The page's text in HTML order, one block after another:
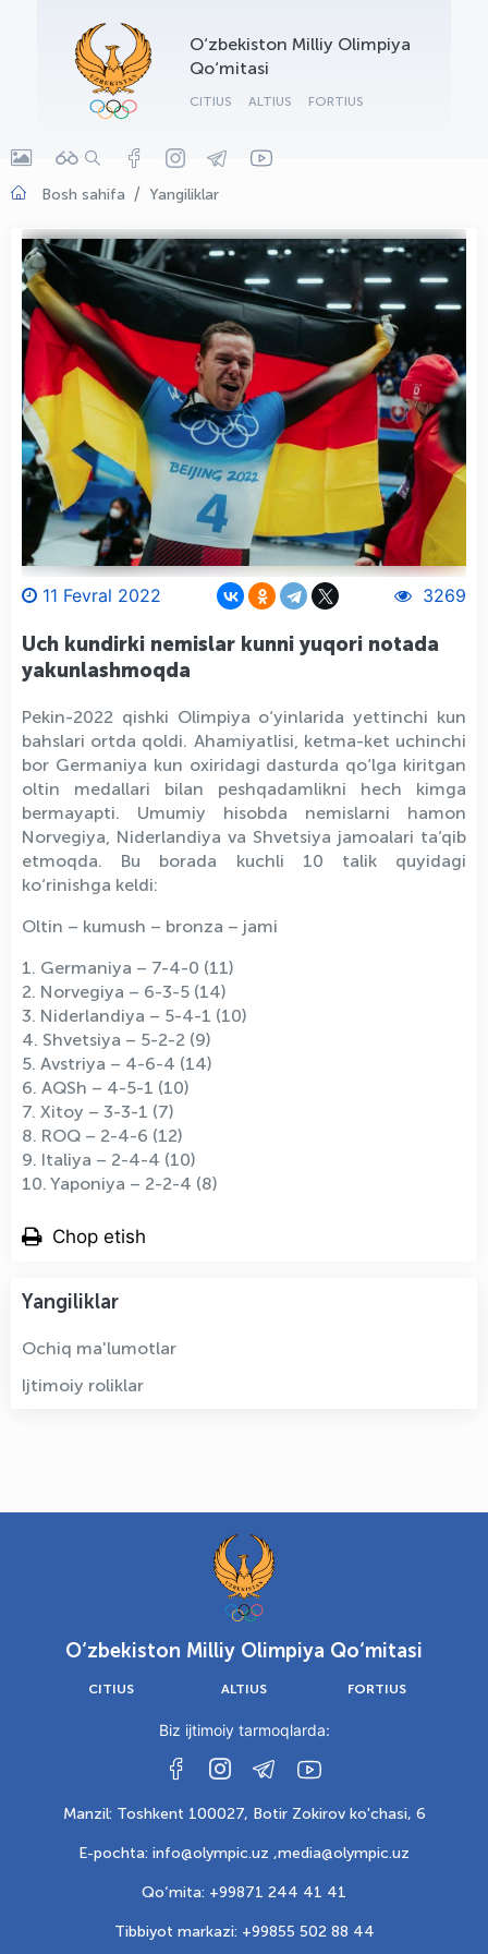
O‘zbekiston Milliy Olimpiya
Qo‘mitasi
CITIUS ALTIUS FORTIUS
Bosh sahifa Yangiliklar
11 Fevral 2022 3269
Uch kundirki nemislar kunni yuqori notada
yakunlashmoqda
Pekin-2022 qishki Olimpiya o‘yinlarida yettinchi kun
bahslari ortda qoldi. Ahamiyatlisi, ketma-ket uchinchi
bor Germaniya kun oxiridagi dasturda qo‘lga kiritgan
oltin medallari bilan peshqadamlikni hech kimga
bermayapti. Umumiy hisobda nemislarni hamon
Norvegiya, Niderlandiya va Shvetsiya jamoalari ta’qib
etmoqda. Bu borada kuchli 10 talik quyidagi
ko‘rinishga keldi:
Oltin – kumush – bronza – jami
1. Germaniya – 7-4-0 (11)
2. Norvegiya – 6-3-5 (14)
3. Niderlandiya – 5-4-1 (10)
4. Shvetsiya – 5-2-2 (9)
5. Avstriya – 4-6-4 (14)
6. AQSh – 4-5-1 (10)
7. Xitoy – 3-3-1 (7)
8. ROQ – 2-4-6 (12)
9. Italiya – 2-4-4 (10)
10. Yaponiya – 2-2-4 (8)
Chop etish
Yangiliklar
Ochiq ma'lumotlar
Ijtimoiy roliklar
O‘zbekiston Milliy Olimpiya Qo‘mitasi
CITIUS ALTIUS FORTIUS
Biz ijtimoiy tarmoqlarda:
Manzil: Toshkent 100027, Botir Zokirov ko'chasi, 6
E-pochta: info@olympic.uz ,media@olympic.uz
Qo‘mita: +99871 244 41 41
Tibbiyot markazi: +99855 502 88 44
OLYMPCHIK AI - yordamchi
Onlayn · olympic.uz